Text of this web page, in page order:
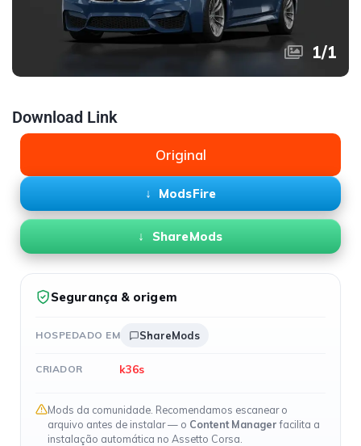
1/1
Download Link
Original
ModsFire
ShareMods
Segurança & origem
HOSPEDADO EM ShareMods
CRIADOR k36s
Mods da comunidade. Recomendamos escanear o
arquivo antes de instalar — o Content Managerfacilita a
instalação automática no Assetto Corsa.